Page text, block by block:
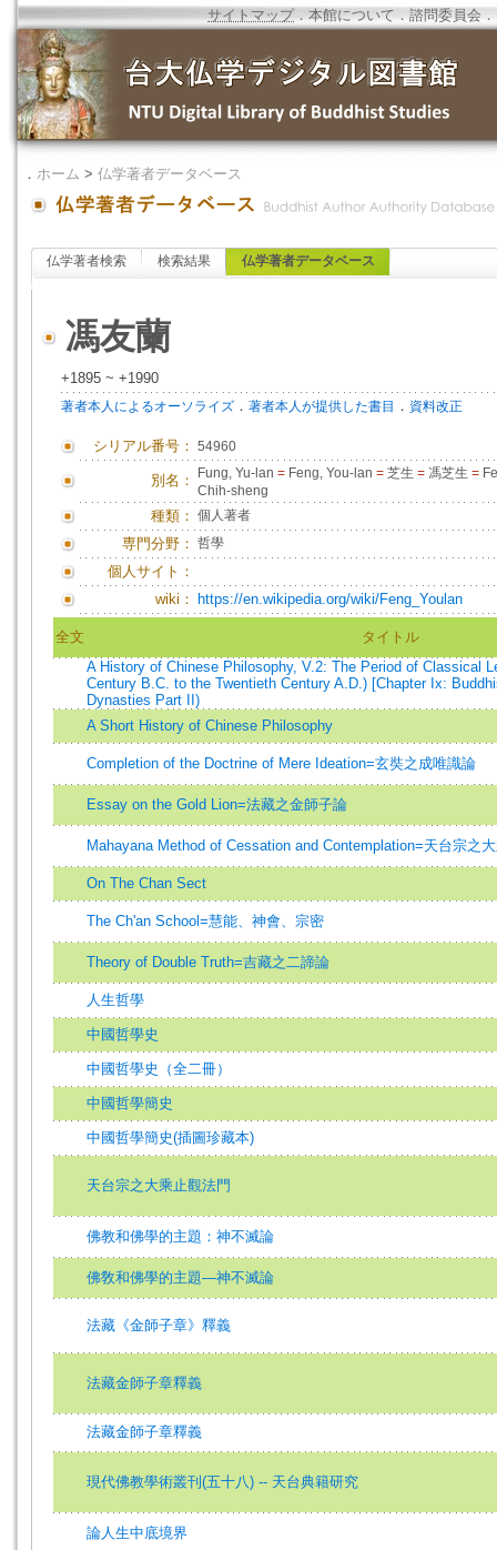
サイトマップ．本館について ．諮問委員会 ．
． ホーム > 仏学著者データベース
仏学著者検索 検索結果 仏学著者データベース
馮友蘭
+1895 ~ +1990
著者本人によるオーソライズ ． 著者本人が提供した書目 ． 資料改正
シリアル番号： 54960
別名： Fung, Yu-lan = Feng, You-lan = 芝生 = 馮芝生 =
Chih-sheng
種類： 個人著者
専門分野： 哲學
個人サイト：
wiki：
https://en.wikipedia.org/wiki/Feng_Youlan
全文
タイトル
A History of Chinese Philosophy, V.2: The Period of Classical
Century B.C. to the Twentieth Century A.D.) [Chapter Ix:
Dynasties Part II)
A Short History of Chinese Philosophy
Completion of the Doctrine of Mere Ideation=玄奘之成唯識論
Essay on the Gold Lion=法藏之金師子論
Mahayana Method of Cessation and Contemplation=天台宗之
On The Chan Sect
The Ch'an School=慧能、神會、宗密
Theory of Double Truth=吉藏之二諦論
人生哲學
中國哲學史
中國哲學史（全二冊）
中國哲學簡史
中國哲學簡史(插圖珍藏本)
天台宗之大乘止觀法門
佛教和佛學的主題：神不滅論
佛敎和佛學的主題—神不滅論
法藏《金師子章》釋義
法藏金師子章釋義
法藏金師子章釋義
現代佛教學術叢刊(五十八) -- 天台典籍研究
論人生中底境界